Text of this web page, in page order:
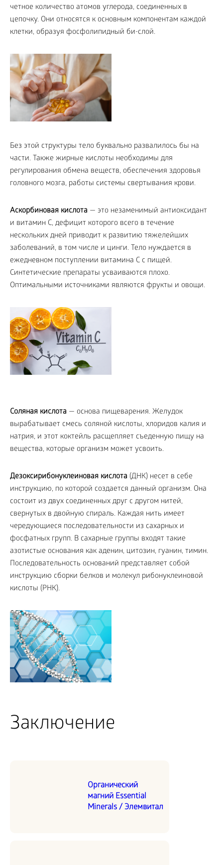
четное количество атомов углерода, соединенных в
цепочку. Они относятся к основным компонентам каждой
клетки, образуя фосфолипидный би-слой.
Без этой структуры тело буквально развалилось бы на
части. Также жирные кислоты необходимы для
регулирования обмена веществ, обеспечения здоровья
головного мозга, работы системы свертывания крови.
Аскорбиновая кислота — это незаменимый антиоксидант
и витамин С, дефицит которого всего в течение
нескольких дней приводит к развитию тяжелейших
заболеваний, в том числе и цинги. Тело нуждается в
ежедневном поступлении витамина С с пищей.
Синтетические препараты усваиваются плохо.
Оптимальными источниками являются фрукты и овощи.
Соляная кислота — основа пищеварения. Желудок
вырабатывает смесь соляной кислоты, хлоридов калия и
натрия, и этот коктейль расщепляет съеденную пищу на
вещества, которые организм может усвоить.
Дезоксирибонуклеиновая кислота (ДНК) несет в себе
инструкцию, по которой создается данный организм. Она
состоит из двух соединенных друг с другом нитей,
свернутых в двойную спираль. Каждая нить имеет
чередующиеся последовательности из сахарных и
фосфатных групп. В сахарные группы входят такие
азотистые основания как аденин, цитозин, гуанин, тимин.
Последовательность оснований представляет собой
инструкцию сборки белков и молекул рибонуклеиновой
кислоты (РНК).
Заключение
Органический
магний Essential
Minerals / Элемвитал